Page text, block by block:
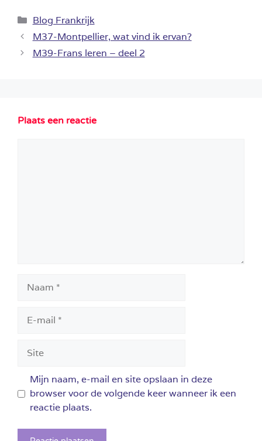
Categorieën
Blog Frankrijk
M37-Montpellier, wat vind ik ervan?
M39-Frans leren – deel 2
Plaats een reactie
mail
Mijn naam, e-mail en site opslaan in deze
browser voor de volgende keer wanneer ik een
reactie plaats.